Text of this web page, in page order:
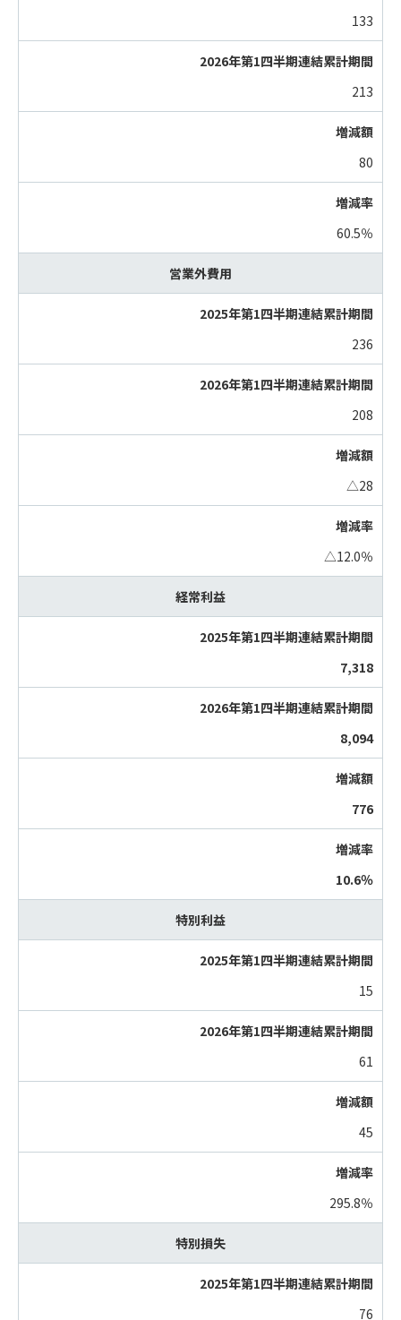
133
213
80
60.5％
営業外費用
236
208
△28
△12.0％
経常利益
7,318
8,094
776
10.6％
特別利益
15
61
45
295.8％
特別損失
76